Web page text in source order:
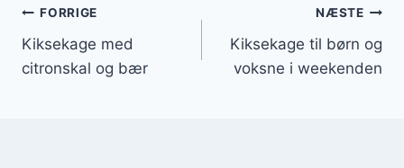
Indlægsnavigation
FORRIGE
Kiksekage med
citronskal og bær
NÆSTE
Kiksekage til børn og
voksne i weekenden